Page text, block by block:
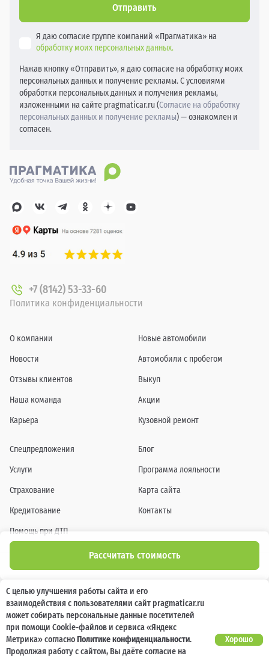
Отправить
Я даю согласие группе компаний «Прагматика» на
обработку моих персональных данных.
Нажав кнопку «Отправить», я даю согласие на обработку моих
персональных данных и получение рекламы. С условиями
обработки персональных данных и получения рекламы,
изложенными на сайте pragmaticar.ru (Согласие на обработку
персональных данных и получение рекламы) — ознакомлен и
согласен.
Рассчитать стоимость
+7 (8142) 53-33-60
Политика конфиденциальности
О компании
Новости
Отзывы клиентов
Наша команда
Карьера
Новые автомобили
Автомобили с пробегом
Выкуп
Акции
Кузовной ремонт
Спецпредложения
Услуги
Страхование
Кредитование
Помощь при ДТП
Блог
Программа лояльности
Карта сайта
Контакты
Информация о технических характеристиках, составе комплектаций, цветовой
гамме и стоимости автомобилей, а также действующих акциях, сроках и условиях
их проведения, указанных на сайте www.pragmaticar.ru, носит информационный
характер и ни при каких условиях не является публичной офертой,
определяемой положениями пунктом 2 статьи 437 Гражданского кодекса
Российской Федерации. Для получения подробной информации обращайтесь к
специалистам нашей компании.
С целью улучшения работы сайта и его
взаимодействия с пользователями сайт pragmaticar.ru
может собирать персональные данные посетителей
при помощи Cookie-файлов и сервиса «Яндекс
Метрика» согласноПолитике конфиденциальности.
Продолжая работу с сайтом, Вы даёте согласие на
Хорошо